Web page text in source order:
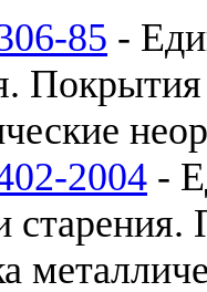
85 -
2004 -